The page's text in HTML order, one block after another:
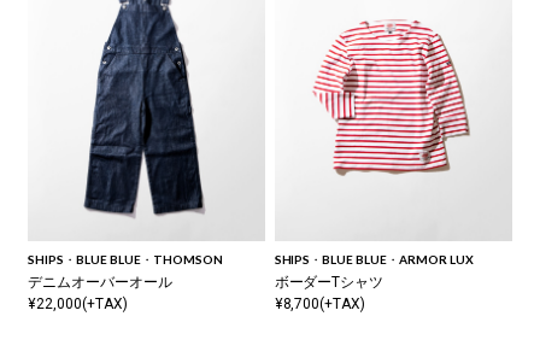
SHIPS・BLUE BLUE・THOMSON
デニムオーバーオール
¥22,000(+TAX)
SHIPS・BLUE BLUE・ARMOR LUX
ボーダーTシャツ
¥8,700(+TAX)